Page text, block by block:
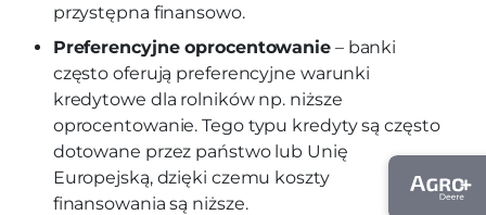
przystępna finansowo.
Preferencyjne oprocentowanie– banki
często oferują preferencyjne warunki
kredytowe dla rolników np. niższe
oprocentowanie. Tego typu kredyty są często
dotowane przez państwo lub Unię
Europejską, dzięki czemu koszty
finansowania są niższe.